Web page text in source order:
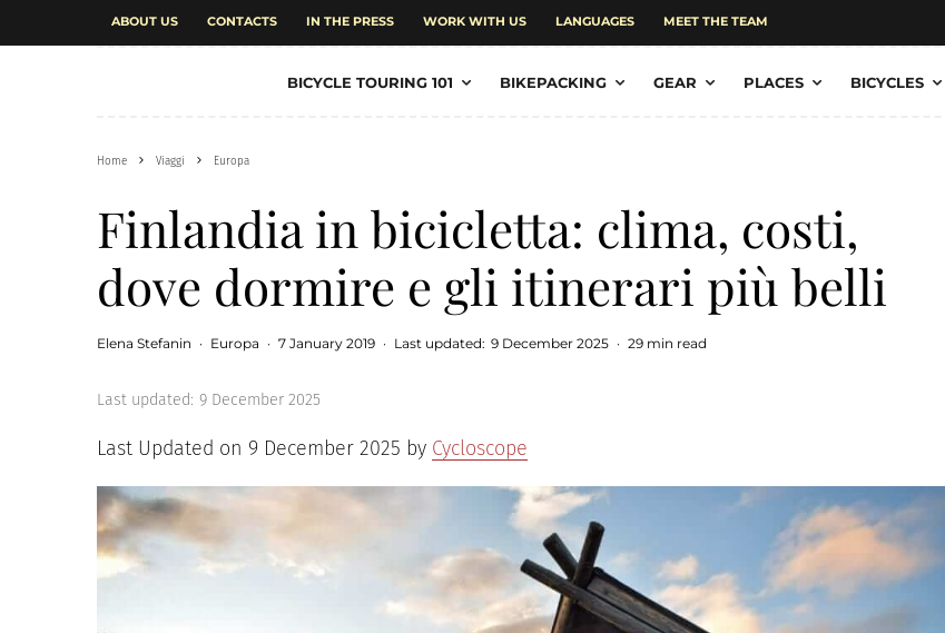
ABOUT US CONTACTS IN THE PRESS WORK WITH US LANGUAGES MEET THE TEAM
BICYCLE TOURING 101 BIKEPACKING GEAR PLACES BICYCLES
Home Viaggi Europa
Finlandia in bicicletta: clima, costi,
dove dormire e gli itinerari più belli
Elena Stefanin · Europa · 7 January 2019 · Last updated: 9 December 2025 · 29 min read
Last updated: 9 December 2025
Last Updated on 9 December 2025 by Cycloscope